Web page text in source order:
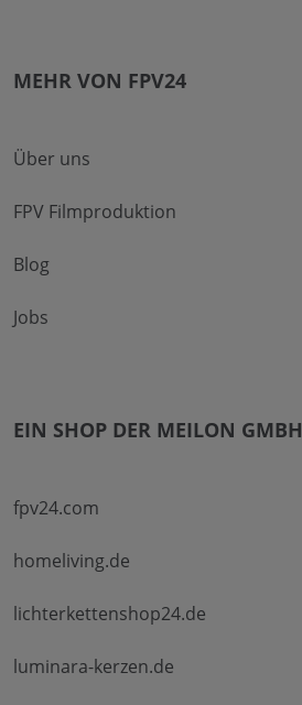
MEHR VON FPV24
Über uns
FPV Filmproduktion
Blog
Jobs
EIN SHOP DER MEILON GMBH
fpv24.com
homeliving.de
lichterkettenshop24.de
luminara-kerzen.de